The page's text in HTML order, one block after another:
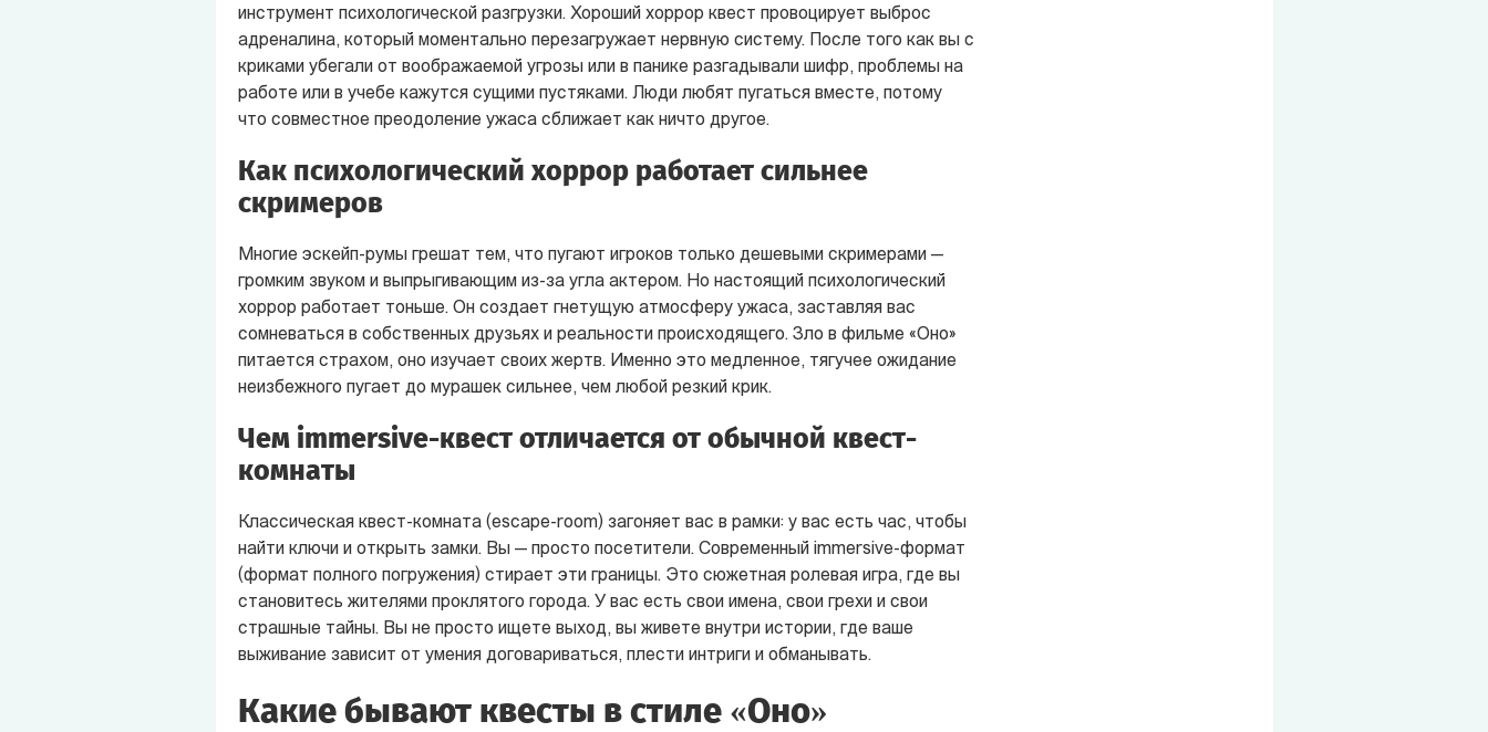
инструмент психологической разгрузки. Хороший хоррор квест провоцирует выброс
адреналина, который моментально перезагружает нервную систему. После того как вы с
криками убегали от воображаемой угрозы или в панике разгадывали шифр, проблемы на
работе или в учебе кажутся сущими пустяками. Люди любят пугаться вместе, потому
что совместное преодоление ужаса сближает как ничто другое.
Как психологический хоррор работает сильнее
скримеров
Многие эскейп-румы грешат тем, что пугают игроков только дешевыми скримерами —
громким звуком и выпрыгивающим из-за угла актером. Но настоящий психологический
хоррор работает тоньше. Он создает гнетущую атмосферу ужаса, заставляя вас
сомневаться в собственных друзьях и реальности происходящего. Зло в фильме «Оно»
питается страхом, оно изучает своих жертв. Именно это медленное, тягучее ожидание
неизбежного пугает до мурашек сильнее, чем любой резкий крик.
Чем immersive-квест отличается от обычной квест-
комнаты
Классическая квест-комната (escape-room) загоняет вас в рамки: у вас есть час, чтобы
найти ключи и открыть замки. Вы — просто посетители. Современный immersive-формат
(формат полного погружения) стирает эти границы. Это сюжетная ролевая игра, где вы
становитесь жителями проклятого города. У вас есть свои имена, свои грехи и свои
страшные тайны. Вы не просто ищете выход, вы живете внутри истории, где ваше
выживание зависит от умения договариваться, плести интриги и обманывать.
Какие бывают квесты в стиле «Оно»